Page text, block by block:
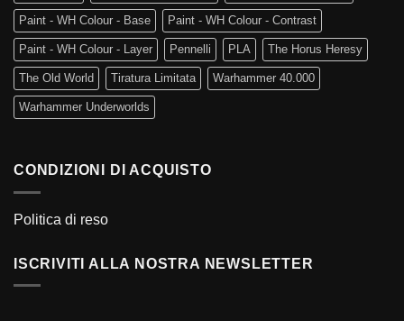
Paint - WH Colour - Base Paint - WH Colour - Contrast
Paint - WH Colour - Layer Pennelli PLA The Horus Heresy
The Old World Tiratura Limitata Warhammer 40.000
Warhammer Underworlds
CONDIZIONI DI ACQUISTO
Politica di reso
ISCRIVITI ALLA NOSTRA NEWSLETTER